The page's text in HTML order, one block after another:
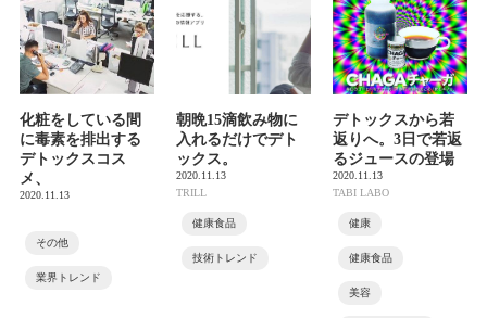
化粧をしている間
に毒素を排出する
デトックスコス
メ、
2020.11.13
その他
業界トレンド
朝晩15滴飲み物に
入れるだけでデト
ックス。
2020.11.13
TRILL
健康食品
技術トレンド
デトックスから若
返りへ。3日で若返
るジュースの登場
2020.11.13
TABI LABO
健康
健康食品
美容